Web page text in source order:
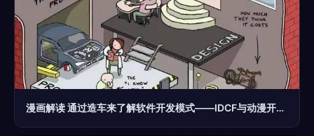
漫画解读 通过造车来了解软件开发模式——IDCF与动漫开发的奇妙联动